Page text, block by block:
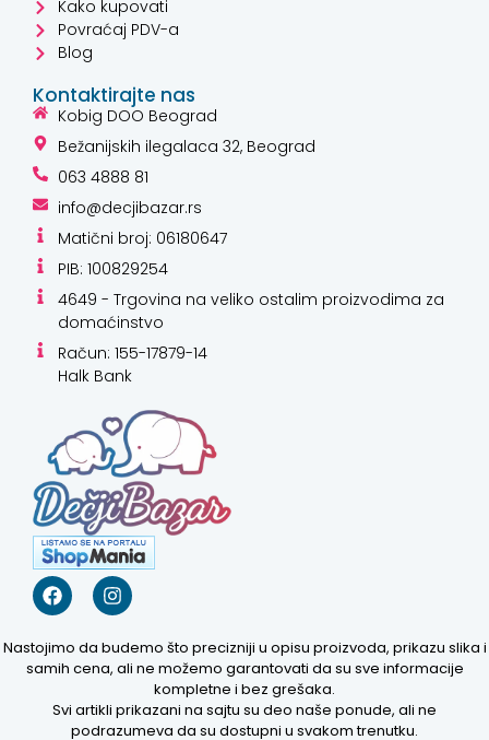
Kako kupovati
Povraćaj PDV-a
Blog
Kontaktirajte nas
Kobig DOO Beograd
Bežanijskih ilegalaca 32, Beograd
063 4888 81
info@decjibazar.rs
Matični broj: 06180647
PIB: 100829254
4649 - Trgovina na veliko ostalim proizvodima za
domaćinstvo
Račun: 155-17879-14
Halk Bank
Nastojimo da budemo što precizniji u opisu proizvoda, prikazu slika i
samih cena, ali ne možemo garantovati da su sve informacije
kompletne i bez grešaka.
Svi artikli prikazani na sajtu su deo naše ponude, ali ne
podrazumeva da su dostupni u svakom trenutku.
Kako mogu da
pomognem?
ovom sajtu ili
recite mi kako
mogu da
pomognem.